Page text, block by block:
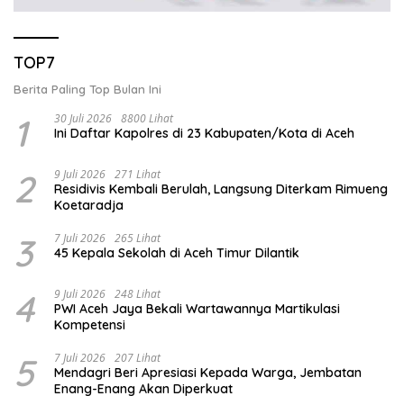
TOP7
Berita Paling Top Bulan Ini
1 30 Juli 2026 8800 Lihat
Ini Daftar Kapolres di 23 Kabupaten/Kota di Aceh
2 9 Juli 2026 271 Lihat
Residivis Kembali Berulah, Langsung Diterkam Rimueng
Koetaradja
3 7 Juli 2026 265 Lihat
45 Kepala Sekolah di Aceh Timur Dilantik
4 9 Juli 2026 248 Lihat
PWI Aceh Jaya Bekali Wartawannya Martikulasi
Kompetensi
5 7 Juli 2026 207 Lihat
Mendagri Beri Apresiasi Kepada Warga, Jembatan
Enang-Enang Akan Diperkuat